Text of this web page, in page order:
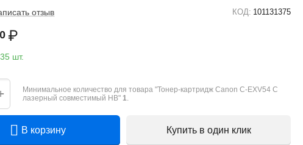
отзыв КОД: 101131375
₽
шт.
Минимальное количество для товара "Тонер-картридж Canon C-EXV54 C
лазерный совместимый HB" 1.
В корзину Купить в один клик